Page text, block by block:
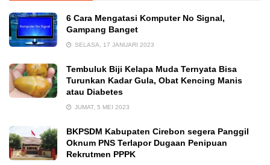
6 Cara Mengatasi Komputer No Signal,
Gampang Banget
SELASA, 17 JANUARI 2023
Tembuluk Biji Kelapa Muda Ternyata Bisa
Turunkan Kadar Gula, Obat Kencing Manis
atau Diabetes
JUMAT, 5 MEI 2023
BKPSDM Kabupaten Cirebon segera Panggil
Oknum PNS Terlapor Dugaan Penipuan
Rekrutmen PPPK